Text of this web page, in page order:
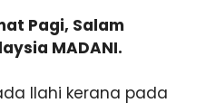
Pagi, Salam
MADANI.
Ilahi kerana pada